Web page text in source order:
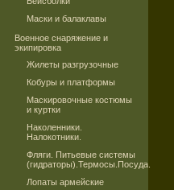
Маски и балаклавы
Военное снаряжение и
экипировка
Жилеты разгрузочные
Кобуры и платформы
Маскировочные костюмы
и куртки
Наколенники.
Налокотники.
Фляги. Питьевые системы
(гидраторы).Термосы.Посуда.
Лопаты армейские